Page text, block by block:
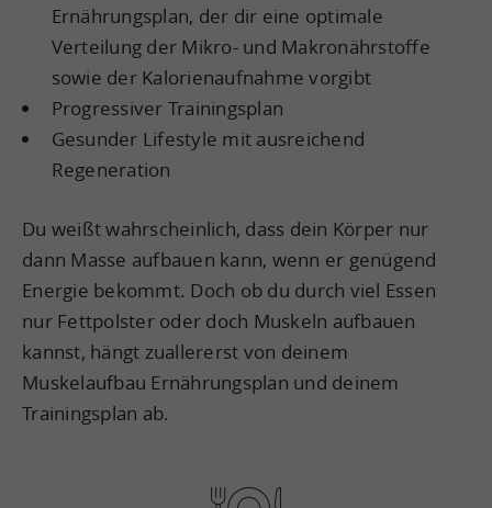
Ernährungsplan, der dir eine optimale
Verteilung der Mikro- und Makronährstoffe
sowie der Kalorienaufnahme vorgibt
Progressiver Trainingsplan
Gesunder Lifestyle mit ausreichend
Regeneration
Du weißt wahrscheinlich, dass dein Körper nur
dann Masse aufbauen kann, wenn er genügend
Energie bekommt. Doch ob du durch viel Essen
nur Fettpolster oder doch Muskeln aufbauen
kannst, hängt zuallererst von deinem
Muskelaufbau Ernährungsplan und deinem
Trainingsplan ab.